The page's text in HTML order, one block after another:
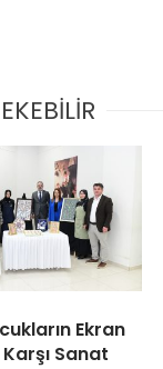
Ekran
Karşı Sanat